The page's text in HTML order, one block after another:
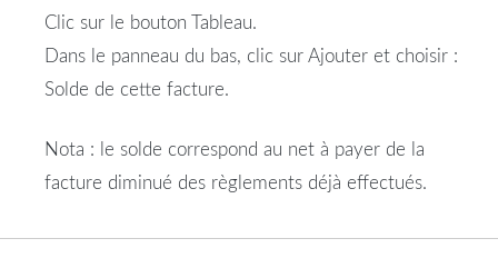
Clic sur le bouton Tableau.
Dans le panneau du bas, clic sur Ajouter et choisir :
Solde de cette facture.
Nota : le solde correspond au net à payer de la
facture diminué des règlements déjà effectués.